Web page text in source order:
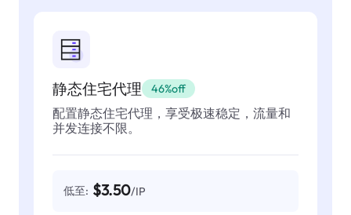
静态住宅代理 46%off
配置静态住宅代理，享受极速稳定，流量和
并发连接不限。
低至: $3.50/IP